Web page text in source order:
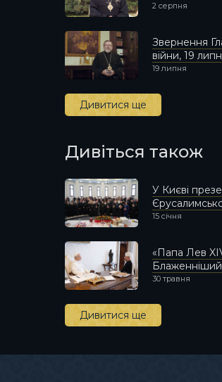
2 серпня
Звернення
війни, 19
19 липня
Дивитися ще
Дивіться також
У Києві
15 січня
«Папа Лев
30 травня
Дивитися ще